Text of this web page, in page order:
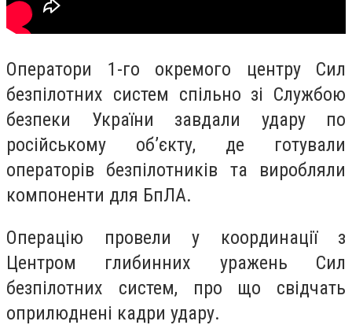
Оператори 1-го окремого центру Сил
безпілотних систем спільно зі Службою
безпеки України завдали удару по
російському об’єкту, де готували
операторів безпілотників та виробляли
компоненти для БпЛА.
Операцію провели у координації з
Центром глибинних уражень Сил
безпілотних систем, про що свідчать
оприлюднені кадри удару.